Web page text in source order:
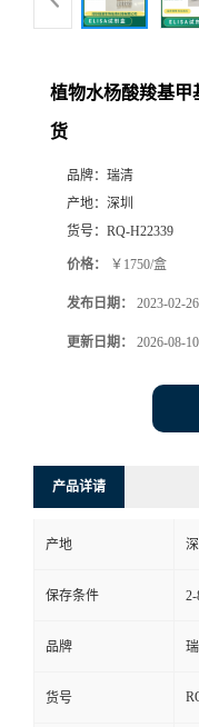
植物水杨酸羧基甲
货
品牌： 瑞清
产地： 深圳
货号： RQ-H22339
价格： ￥1750/盒
发布日期： 2023-02-26
更新日期： 2026-08-10
产品详请
产地
保存条件
品牌
货号